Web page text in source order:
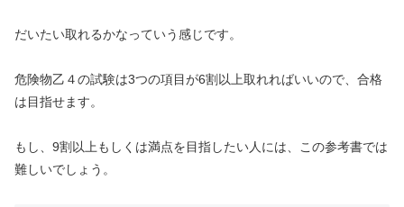
だいたい取れるかなっていう感じです。
危険物乙４の試験は3つの項目が6割以上取れればいいので、合格
は目指せます。
もし、9割以上もしくは満点を目指したい人には、この参考書では
難しいでしょう。